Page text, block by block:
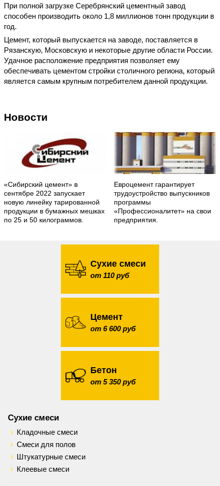
При полной загрузке Серебрянский цементный завод
способен производить около 1,8 миллионов тонн продукции в
год.
Цемент, который выпускается на заводе, поставляется в
Рязанскую, Московскую и некоторые другие области России.
Удачное расположение предприятия позволяет ему
обеспечивать цементом стройки столичного региона, который
является самым крупным потребителем данной продукции.
Новости
«Сибирский цемент» в
сентябре 2022 запускает
новую линейку тарированной
продукции в бумажных мешках
по 25 и 50 килограммов.
Евроцемент гарантирует
трудоустройство выпускников
программы
«Профессионалитет» на свои
предприятия.
Сухие смеси
от 110 руб
Цемент
от 6 600 руб
Бетон
от 5 350 руб
Сухие смеси
Кладочные смеси
Смеси для полов
Штукатурные смеси
Клеевые смеси